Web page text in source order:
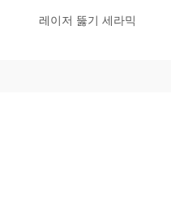
레이저 뚫기 세라믹